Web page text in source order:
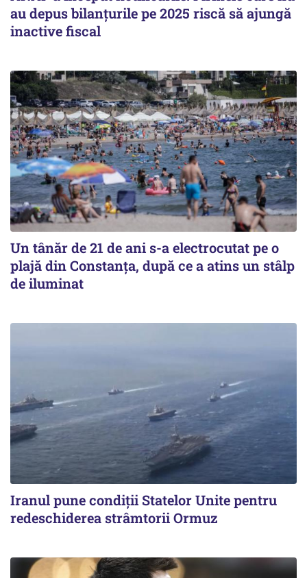
au depus bilanțurile pe 2025 riscă să ajungă
inactive fiscal
Un tânăr de 21 de ani s-a electrocutat pe o
plajă din Constanța, după ce a atins un stâlp
de iluminat
Iranul pune condiții Statelor Unite pentru
redeschiderea strâmtorii Ormuz